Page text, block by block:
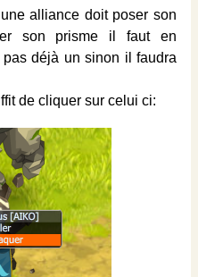
alliance doit poser son
son prisme il faut en
pas déjà un sinon il faudra
de cliquer sur celui ci: